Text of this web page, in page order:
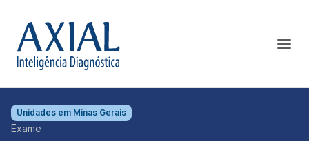
Unidades em Minas Gerais
Exame